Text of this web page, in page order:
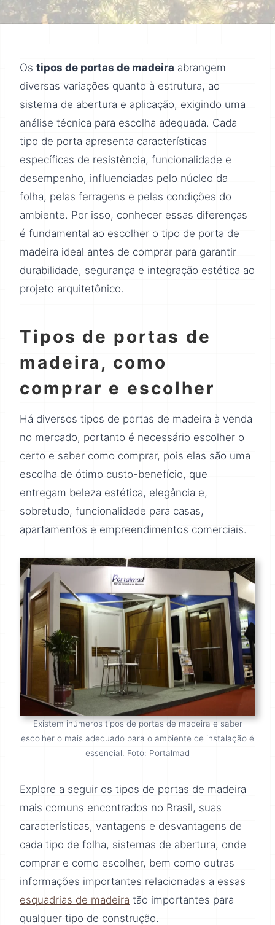
Os tipos de portas de madeira abrangem
diversas variações quanto à estrutura, ao
sistema de abertura e aplicação, exigindo uma
análise técnica para escolha adequada. Cada
tipo de porta apresenta características
específicas de resistência, funcionalidade e
desempenho, influenciadas pelo núcleo da
folha, pelas ferragens e pelas condições do
ambiente. Por isso, conhecer essas diferenças
é fundamental ao escolher o tipo de porta de
madeira ideal antes de comprar para garantir
durabilidade, segurança e integração estética ao
projeto arquitetônico.
Tipos de portas de
madeira, como
comprar e escolher
Há diversos tipos de portas de madeira à venda
no mercado, portanto é necessário escolher o
certo e saber como comprar, pois elas são uma
escolha de ótimo custo-benefício, que
entregam beleza estética, elegância e,
sobretudo, funcionalidade para casas,
apartamentos e empreendimentos comerciais.
Existem inúmeros tipos de portas de madeira e saber
escolher o mais adequado para o ambiente de instalação é
essencial. Foto: Portalmad
Explore a seguir os tipos de portas de madeira
mais comuns encontrados no Brasil, suas
características, vantagens e desvantagens de
cada tipo de folha, sistemas de abertura, onde
comprar e como escolher, bem como outras
informações importantes relacionadas a essas
esquadrias de madeira tão importantes para
qualquer tipo de construção.